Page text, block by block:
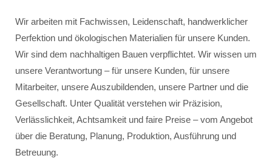
Wir arbeiten mit Fachwissen, Leidenschaft, handwerklicher
Perfektion und ökologischen Materialien für unsere Kunden.
Wir sind dem nachhaltigen Bauen verpflichtet. Wir wissen um
unsere Verantwortung – für unsere Kunden, für unsere
Mitarbeiter, unsere Auszubildenden, unsere Partner und die
Gesellschaft. Unter Qualität verstehen wir Präzision,
Verlässlichkeit, Achtsamkeit und faire Preise – vom Angebot
über die Beratung, Planung, Produktion, Ausführung und
Betreuung.